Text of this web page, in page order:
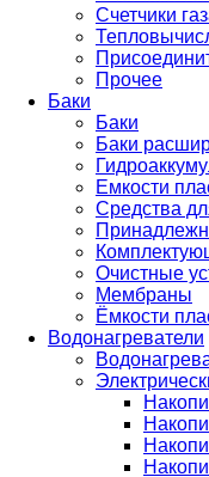
Счетчики
Прочее
Баки
Баки
Баки
Емкости
Средства
Очистные
Мембраны
Ёмкости
Водонагреватели